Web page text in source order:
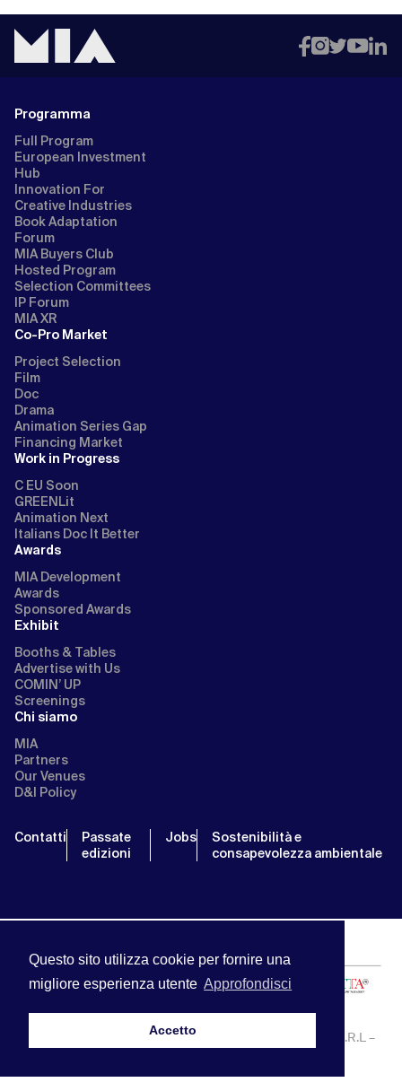
Questo sito utilizza cookie per fornire una
migliore esperienza utente Approfondisci
Accetto
Programma
Full Program
European Investment
Hub
Innovation For
Creative Industries
Book Adaptation
Forum
MIA Buyers Club
Hosted Program
Selection Committees
IP Forum
MIA XR
Co-Pro Market
Project Selection
Film
Doc
Drama
Animation Series Gap
Financing Market
Work in Progress
C EU Soon
GREENLit
Animation Next
Italians Doc It Better
Awards
MIA Development
Awards
Sponsored Awards
Exhibit
Booths & Tables
Advertise with Us
COMIN’ UP
Screenings
Chi siamo
MIA
Partners
Our Venues
D&I Policy
Contatti
Passate
edizioni
Jobs
Sostenibilità e
consapevolezza ambientale
MIA | Mercato Internazionale Audiovisivo | APA SERVICE S.R.L –